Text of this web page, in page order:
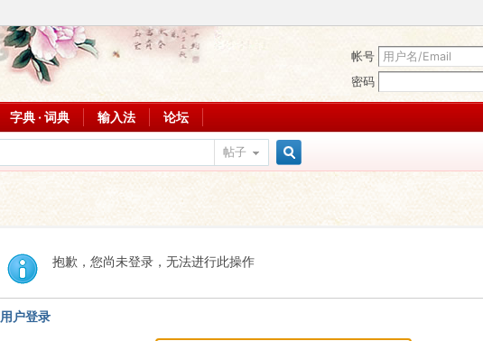
帐号
密码
字典 · 词典 输入法 论坛
帖子
抱歉，您尚未登录，无法进行此操作
用户登录